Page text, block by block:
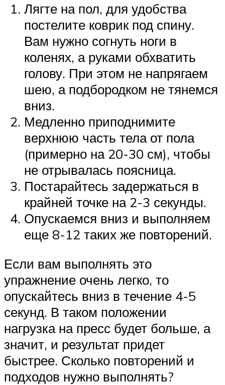
Лягте на пол, для удобства
постелите коврик под спину.
Вам нужно согнуть ноги в
коленях, а руками обхватить
голову. При этом не напрягаем
шею, а подбородком не тянемся
вниз.
Медленно приподнимите
верхнюю часть тела от пола
(примерно на 20-30 см), чтобы
не отрывалась поясница.
Постарайтесь задержаться в
крайней точке на 2-3 секунды.
Опускаемся вниз и выполняем
еще 8-12 таких же повторений.
Если вам выполнять это
упражнение очень легко, то
опускайтесь вниз в течение 4-5
секунд. В таком положении
нагрузка на пресс будет больше, а
значит, и результат придет
быстрее. Сколько повторений и
подходов нужно выполнять?